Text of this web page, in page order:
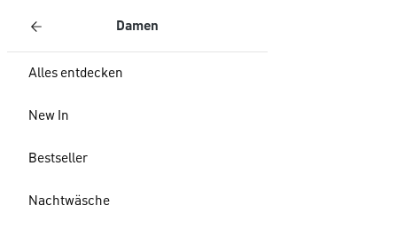
Damen
Alles entdecken
New In
Bestseller
Nachtwäsche